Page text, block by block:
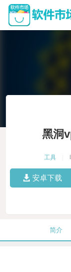
黑洞
工具
安卓下载
简介